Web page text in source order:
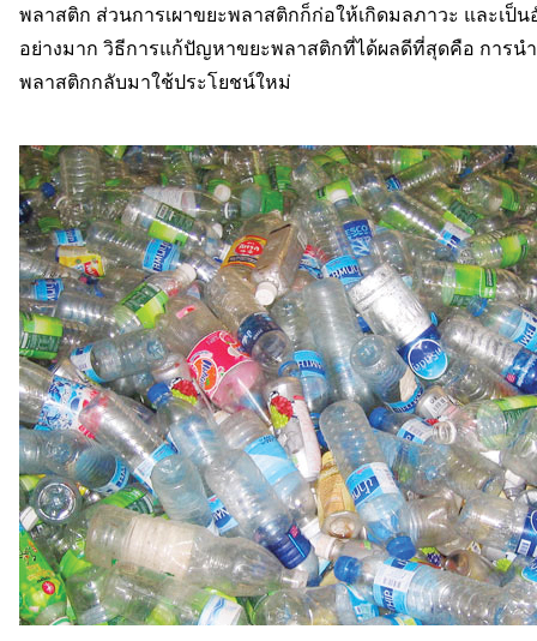
พลาสติก ส่วนการเผาขยะพลาสติกก็ก่อให้เกิดมลภาวะ และเป็น
อย่างมาก วิธีการแก้ปัญหาขยะพลาสติกที่ได้ผลดีที่สุดคือ การน
พลาสติกกลับมาใช้ประโยชน์ใหม่